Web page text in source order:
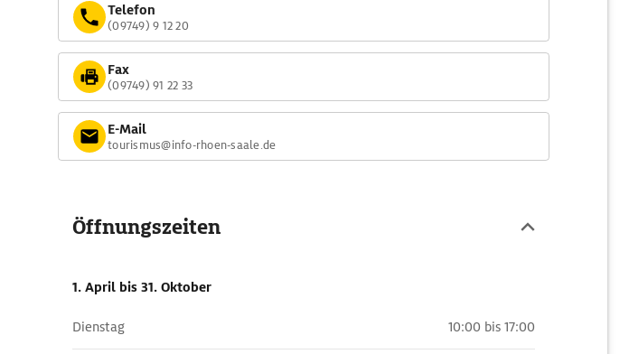
Telefon
(09749) 9 12 20
Fax
(09749) 91 22 33
E-Mail
tourismus@info-rhoen-saale.de
Öffnungszeiten
1. April bis 31. Oktober
Dienstag 10:00 bis 17:00